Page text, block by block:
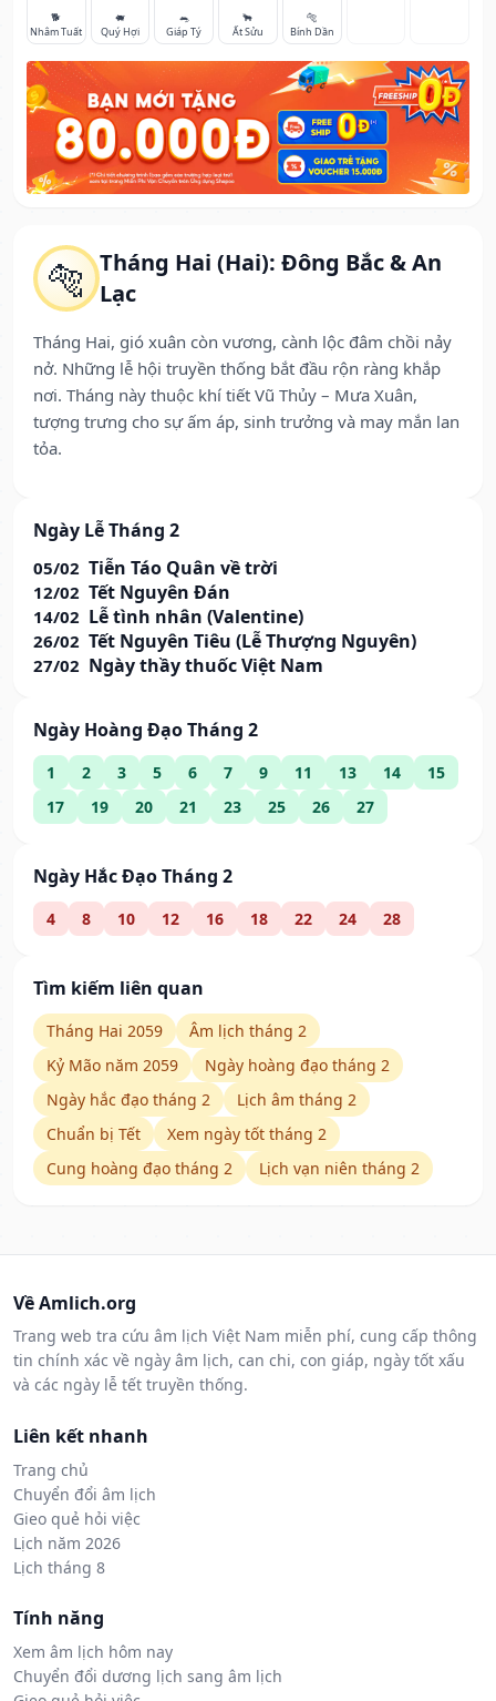
🐅 Tháng Hai (Hai): Đông Bắc & An
Lạc
Tháng Hai, gió xuân còn vương, cành lộc đâm chồi nảy
nở. Những lễ hội truyền thống bắt đầu rộn ràng khắp
nơi. Tháng này thuộc khí tiết Vũ Thủy – Mưa Xuân,
tượng trưng cho sự ấm áp, sinh trưởng và may mắn lan
tỏa.
Ngày Lễ Tháng 2
05/02 Tiễn Táo Quân về trời
12/02 Tết Nguyên Đán
14/02 Lễ tình nhân (Valentine)
26/02 Tết Nguyên Tiêu (Lễ Thượng Nguyên)
27/02 Ngày thầy thuốc Việt Nam
Ngày Hoàng Đạo Tháng 2
1 2 3 5 6 7 9 11 13 14
15
17
19 20 21 23 25 26 27
Ngày Hắc Đạo Tháng 2
4 8 10 12 16 18 22 24 28
Tìm kiếm liên quan
Tháng Hai 2059
Âm lịch tháng 2
Kỷ Mão năm 2059
Ngày hoàng đạo tháng 2
Ngày hắc đạo tháng 2
Lịch âm tháng 2
Chuẩn bị Tết
Xem ngày tốt tháng 2
Cung hoàng đạo tháng 2
Lịch vạn niên tháng 2
🐕
Nhâm Tuất
🐖
Quý Hợi
🐀
Giáp Tý
🐂
Ất Sửu
🐅
Bính Dần
Về Amlich.org
Trang web tra cứu âm lịch Việt Nam miễn phí, cung cấp thông
tin chính xác về ngày âm lịch, can chi, con giáp, ngày tốt xấu
và các ngày lễ tết truyền thống.
Liên kết nhanh
Trang chủ
Chuyển đổi âm lịch
Gieo quẻ hỏi việc
Lịch năm 2026
Lịch tháng 8
Tính năng
Xem âm lịch hôm nay
Chuyển đổi dương lịch sang âm lịch